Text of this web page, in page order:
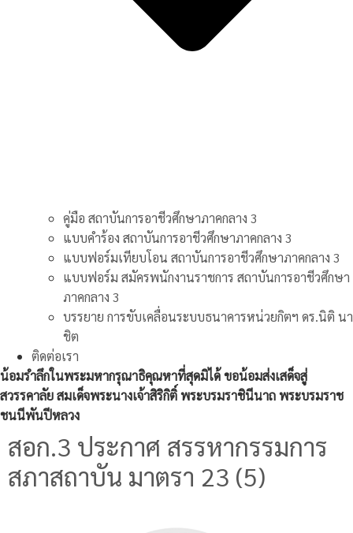
คู่มือ สถาบันการอาชีวศึกษาภาคกลาง 3
แบบคำร้อง สถาบันการอาชีวศึกษาภาคกลาง 3
แบบฟอร์มเทียบโอน สถาบันการอาชีวศึกษาภาคกลาง 3
แบบฟอร์ม สมัครพนักงานราชการ สถาบันการอาชีวศึกษา
ภาคกลาง 3
บรรยาย การขับเคลื่อนระบบธนาคารหน่วยกิตฯ ดร.นิติ นา
ชิต
ติดต่อเรา
น้อมรำลึกในพระมหากรุณาธิคุณหาที่สุดมิได้ ขอน้อมส่งเสด็จสู่
สวรรคาลัย สมเด็จพระนางเจ้าสิริกิติ์ พระบรมราชินีนาถ พระบรมราช
ชนนีพันปีหลวง
สอก.3 ประกาศ สรรหากรรมการ
สภาสถาบัน มาตรา 23 (5)